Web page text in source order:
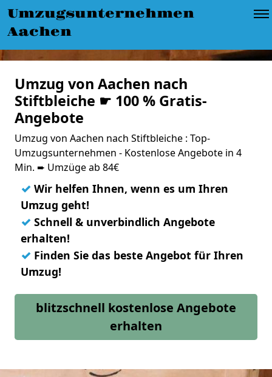
Umzugsunternehmen
Aachen
Umzug von Aachen nach
Stiftbleiche ☛ 100 % Gratis-
Angebote
Umzug von Aachen nach Stiftbleiche : Top-
Umzugsunternehmen - Kostenlose Angebote in 4
Min. ➨ Umzüge ab 84€
✓ Wir helfen Ihnen, wenn es um Ihren
Umzug geht!
✓ Schnell & unverbindlich Angebote
erhalten!
✓ Finden Sie das beste Angebot für Ihren
Umzug!
blitzschnell kostenlose Angebote
erhalten